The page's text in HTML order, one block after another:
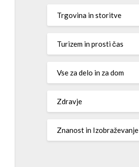
Trgovina in storitve
Turizem in prosti čas
Vse za delo in za dom
Zdravje
Znanost in Izobraževanje